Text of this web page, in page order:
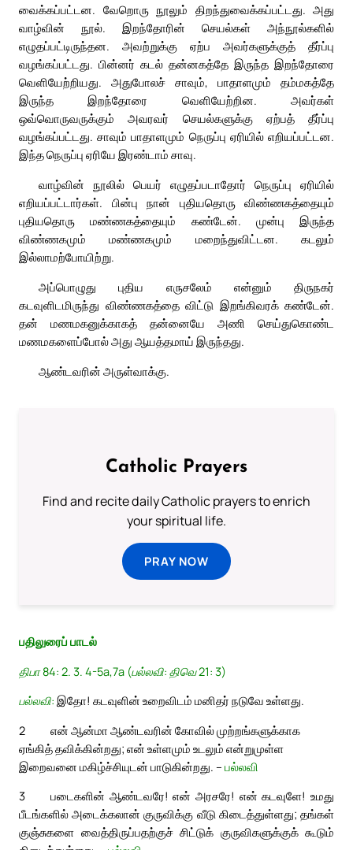
வைக்கப்பட்டன. வேறொரு நூலும் திறந்துவைக்கப்பட்டது. அது
வாழ்வின் நூல். இறந்தோரின் செயல்கள் அந்நூல்களில்
எழுதப்பட்டிருந்தன. அவற்றுக்கு ஏற்ப அவர்களுக்குத் தீர்ப்பு
வழங்கப்பட்டது. பின்னர் கடல் தன்னகத்தே இருந்த இறந்தோரை
வெளியேற்றியது. அதுபோலச் சாவும், பாதாளமும் தம்மகத்தே
இருந்த இறந்தோரை வெளியேற்றின. அவர்கள்
ஒவ்வொருவருக்கும் அவரவர் செயல்களுக்கு ஏற்பத் தீர்ப்பு
வழங்கப்பட்டது. சாவும் பாதாளமும் நெருப்பு ஏரியில் எறியப்பட்டன.
இந்த நெருப்பு ஏரியே இரண்டாம் சாவு.
வாழ்வின் நூலில் பெயர் எழுதப்படாதோர் நெருப்பு ஏரியில்
எறியப்பட்டார்கள். பின்பு நான் புதியதொரு விண்ணகத்தையும்
புதியதொரு மண்ணகத்தையும் கண்டேன். முன்பு இருந்த
விண்ணகமும் மண்ணகமும் மறைந்துவிட்டன. கடலும்
இல்லாமற்போயிற்று.
அப்பொழுது புதிய எருசலேம் என்னும் திருநகர்
கடவுளிடமிருந்து விண்ணகத்தை விட்டு இறங்கிவரக் கண்டேன்.
தன் மணமகனுக்காகத் தன்னையே அணி செய்துகொண்ட
மணமகளைப்போல் அது ஆயத்தமாய் இருந்தது.
ஆண்டவரின் அருள்வாக்கு.
Catholic Prayers
Find and recite daily Catholic prayers to enrich
your spiritual life.
PRAY NOW
பதிலுரைப் பாடல்
திபா 84: 2. 3. 4-5a,7a (பல்லவி: திவெ 21: 3)
பல்லவி: இதோ! கடவுளின் உறைவிடம் மனிதர் நடுவே உள்ளது.
2
என் ஆன்மா ஆண்டவரின் கோவில் முற்றங்களுக்காக
ஏங்கித் தவிக்கின்றது; என் உள்ளமும் உடலும் என்றுமுள்ள
இறைவனை மகிழ்ச்சியுடன் பாடுகின்றது. – பல்லவி
3
படைகளின் ஆண்டவரே! என் அரசரே! என் கடவுளே! உமது
பீடங்களில் அடைக்கலான் குருவிக்கு வீடு கிடைத்துள்ளது; தங்கள்
குஞ்சுகளை வைத்திருப்பதற்குச் சிட்டுக் குருவிகளுக்குக் கூடும்